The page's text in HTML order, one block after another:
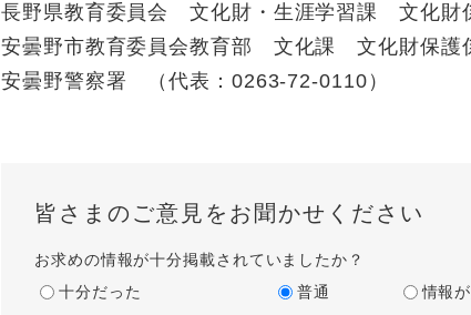
長野県教育委員会 文化財・生涯学習課 文化
安曇野市教育委員会教育部 文化課 文化財保護
安曇野警察署 （代表：0263-72-0110）
皆さまのご意見をお聞かせください
お求めの情報が十分掲載されていましたか？
十分だった
普通 情報